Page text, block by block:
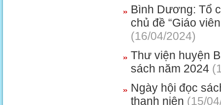
Bình Dương: Tổ
chủ đề “Giáo
(16/04/2024)
Thư viện huyện
sách năm 2024
Ngày hội đọc
thanh niên (15/